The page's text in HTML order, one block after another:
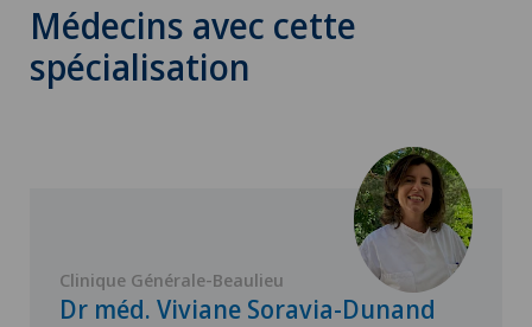
Médecins avec cette
spécialisation
Clinique Générale-Beaulieu
Dr méd. Viviane Soravia-Dunand